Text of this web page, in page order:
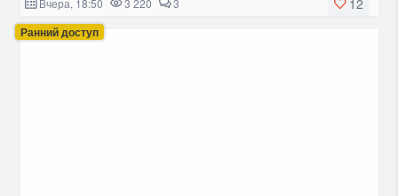
12
Вчера, 18:50 3 220 3
Ранний доступ